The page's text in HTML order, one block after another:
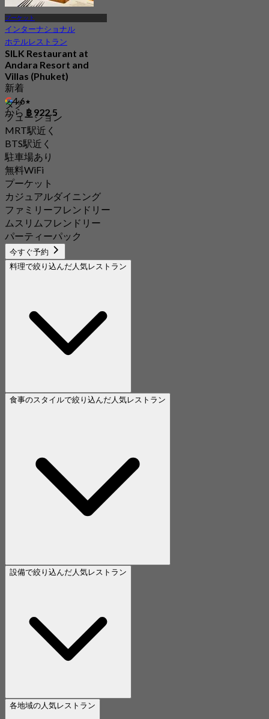
プーケット
インターナショナル
ホテルレストラン
SILK Restaurant at
Andara Resort and
Villas (Phuket)
新着
4.6
から ฿ 922.5
タグ
フュージョン
MRT駅近く
BTS駅近く
駐車場あり
無料WiFi
プーケット
カジュアルダイニング
ファミリーフレンドリー
ムスリムフレンドリー
パーティーパック
今すぐ予約
料理で絞り込んだ人気レストラン
食事のスタイルで絞り込んだ人気レストラン
設備で絞り込んだ人気レストラン
各地域の人気レストラン